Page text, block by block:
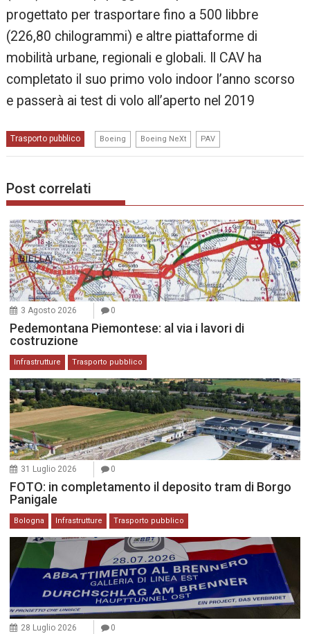
progettato per trasportare fino a 500 libbre
(226,80 chilogrammi) e altre piattaforme di
mobilità urbane, regionali e globali. Il CAV ha
completato il suo primo volo indoor l’anno scorso
e passerà ai test di volo all’aperto nel 2019
Trasporto pubblico Boeing Boeing NeXt PAV
Post correlati
3 Agosto 2026 0
Pedemontana Piemontese: al via i lavori di
costruzione
Infrastrutture Trasporto pubblico
31 Luglio 2026 0
FOTO: in completamento il deposito tram di Borgo
Panigale
Bologna Infrastrutture Trasporto pubblico
28 Luglio 2026 0